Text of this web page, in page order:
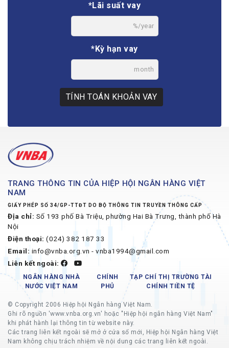
*Lãi suất vay
%/year
*Kỳ hạn vay
month
TÍNH TOÁN KHOẢN VAY
TRANG THÔNG TIN CỦA HIỆP HỘI NGÂN HÀNG VIỆT
NAM
GIẤY PHÉP SỐ 34/GP-TTĐT DO BỘ THÔNG TIN TRUYỀN THÔNG CẤP
Địa chỉ: Số 193 phố Bà Triệu, phường Hai Bà Trưng, thành phố Hà
Nội
Điện thoại: (024) 382 187 33
Email: info@vnba.org.vn - vnba1994@gmail.com
Liên kết ngoài:
NGÂN HÀNG NHÀ
NƯỚC VIỆT NAM
CHÍNH
PHỦ
TẠP CHÍ THỊ TRƯỜNG TÀI
CHÍNH TIỀN TỆ
© Copyright 2006 Hiệp hội Ngân hàng Việt Nam.
Ghi rõ nguồn 'www.vnba.org.vn' hoặc "Hiệp hội ngân hàng Việt Nam"
khi phát hành lại thông tin từ website này.
Các trang liên kết ngoài sẽ mở ở cửa sổ mới, Hiệp hội Ngân hàng Việt
Nam không chịu trách nhiệm về nội dung các trang liên kết ngoài.